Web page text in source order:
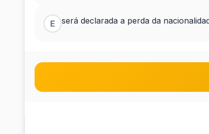
E será declarada a perda da